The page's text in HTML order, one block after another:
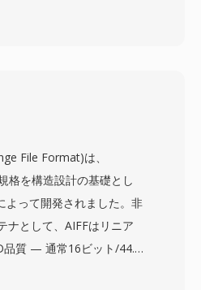
付き16ビットPCMサン
一つです — 圧縮がなく人
より、PVFファイルは標準
して簡単に解析、パイプ、
レートは電話帯域幅の音
キスト要件に一致し、
インの自然な中間形式に
File Format)は、
格を構造設計の基礎とし
よって開発されました。非
ナとして、AIFFはリニア
品質 — 通常16ビット/44.1
逆エンコードなしで元の